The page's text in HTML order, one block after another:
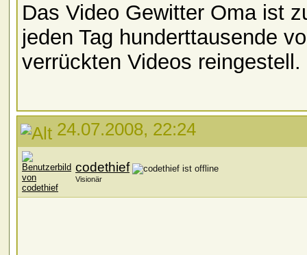
Das Video Gewitter Oma ist
jeden Tag hunderttausende
verrückten Videos reingestell.
24.07.2008, 22:24
codethief
Visionär